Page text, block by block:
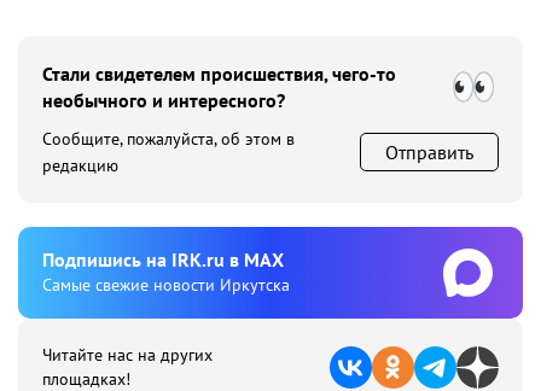
Стали свидетелем происшествия, чего-то
необычного и интересного?
Сообщите, пожалуйста, об этом в
редакцию
Отправить
Подпишиcь на IRK.ru в MAX
Cамые свежие новости Иркутска
Читайте нас на других
площадках!